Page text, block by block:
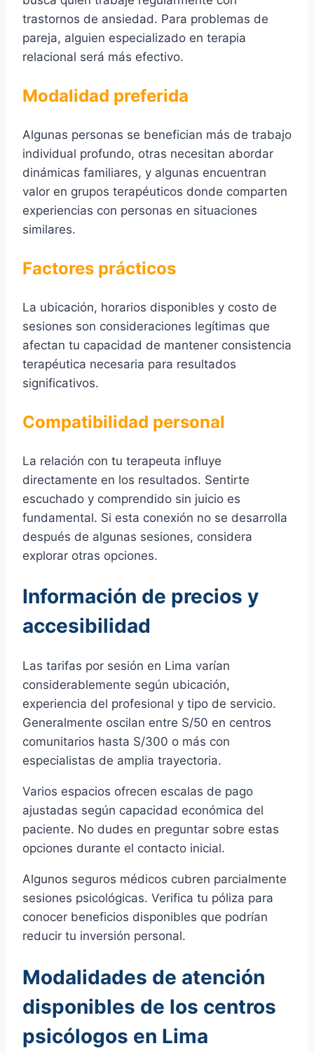
trastornos de ansiedad. Para problemas de
pareja, alguien especializado en terapia
relacional será más efectivo.
Modalidad preferida
Algunas personas se benefician más de trabajo
individual profundo, otras necesitan abordar
dinámicas familiares, y algunas encuentran
valor en grupos terapéuticos donde comparten
experiencias con personas en situaciones
similares.
Factores prácticos
La ubicación, horarios disponibles y costo de
sesiones son consideraciones legítimas que
afectan tu capacidad de mantener consistencia
terapéutica necesaria para resultados
significativos.
Compatibilidad personal
La relación con tu terapeuta influye
directamente en los resultados. Sentirte
escuchado y comprendido sin juicio es
fundamental. Si esta conexión no se desarrolla
después de algunas sesiones, considera
explorar otras opciones.
Información de precios y
accesibilidad
Las tarifas por sesión en Lima varían
considerablemente según ubicación,
experiencia del profesional y tipo de servicio.
Generalmente oscilan entre S/50 en centros
comunitarios hasta S/300 o más con
especialistas de amplia trayectoria.
Varios espacios ofrecen escalas de pago
ajustadas según capacidad económica del
paciente. No dudes en preguntar sobre estas
opciones durante el contacto inicial.
Algunos seguros médicos cubren parcialmente
sesiones psicológicas. Verifica tu póliza para
conocer beneficios disponibles que podrían
reducir tu inversión personal.
Modalidades de atención
disponibles de los centros
psicólogos en Lima